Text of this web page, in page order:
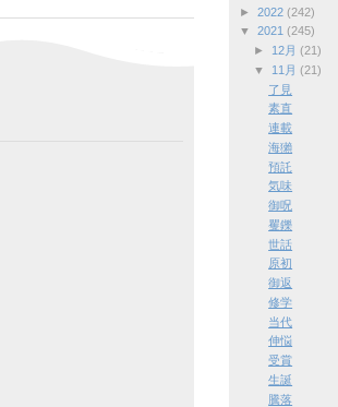
► 2022 (242)
▼ 2021 (245)
►
12月 (21)
▼
11月 (21)
了見
素直
連載
海獺
預託
気味
御呪
矍鑠
世話
原初
御返
修学
当代
伸悩
受賞
生誕
騰落